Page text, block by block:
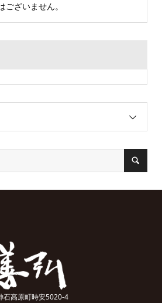
ざいません。
石高原町時安5020-4